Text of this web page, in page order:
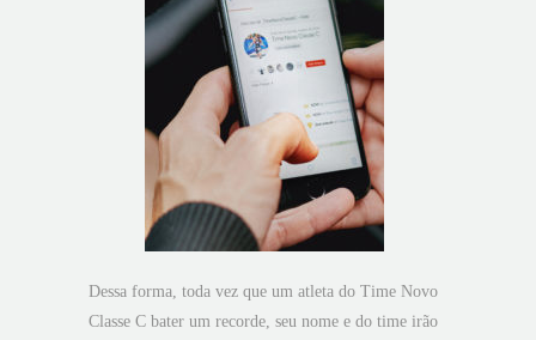
Dessa forma, toda vez que um atleta do Time Novo
Classe C bater um recorde, seu nome e do time irão